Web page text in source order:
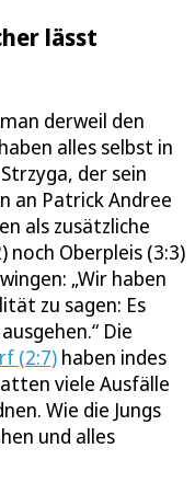
lässt
derweil den
alles selbst in
der sein
an Patrick Andree
als zusätzliche
Oberpleis (3:3)
„Wir haben
zu sagen: Es
Die
(2:7) haben indes
viele Ausfälle
Wie die Jungs
und alles